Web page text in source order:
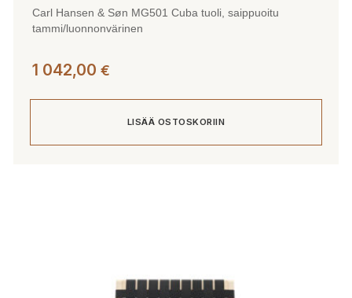
Carl Hansen & Søn MG501 Cuba tuoli, saippuoitu
tammi/luonnonvärinen
1 042,00 €
LISÄÄ OSTOSKORIIN